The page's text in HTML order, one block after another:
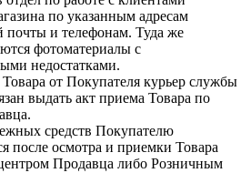
по указанным адресам
почты и телефонам. Туда же
фотоматериалы с
недостатками.
от Покупателя курьер службы
выдать акт приема Товара по
средств Покупателю
после осмотра и приемки Товара
Продавца либо Розничным